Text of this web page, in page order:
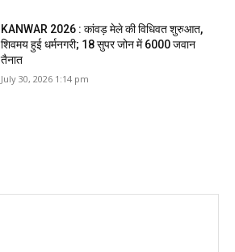
KANWAR 2026 : कांवड़ मेले की विधिवत शुरुआत,
शिवमय हुई धर्मनगरी; 18 सुपर जोन में 6000 जवान
तैनात
July 30, 2026 1:14 pm